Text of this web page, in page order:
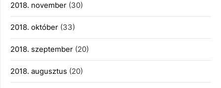
2018. november (30)
2018. október (33)
2018. szeptember (20)
2018. augusztus (20)